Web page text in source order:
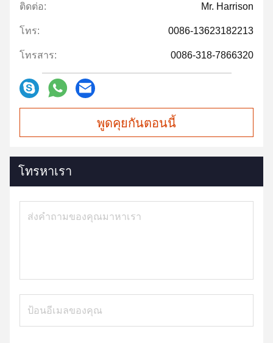
ติดต่อ: Mr. Harrison
โทร: 0086-13623182213
โทรสาร: 0086-318-7866320
พูดคุยกันตอนนี้
โทรหาเรา